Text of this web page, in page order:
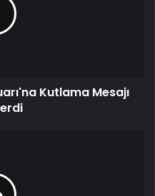
Kutlama Mesajı